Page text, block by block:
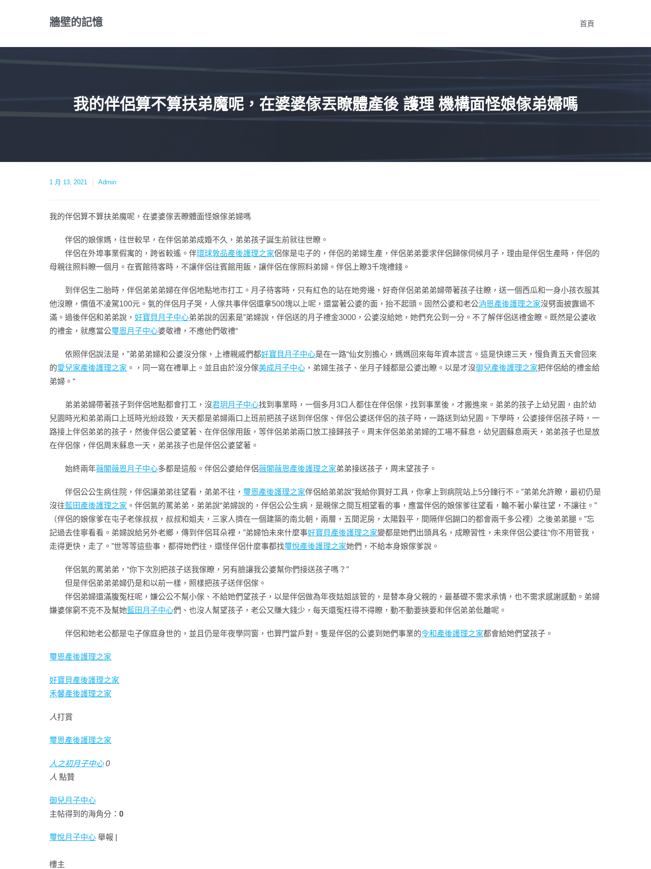
牆壁的記憶 首頁
我的伴侶算不算扶弟魔呢，在婆婆傢丟瞭體產後 護理 機構面怪娘傢弟婦嗎
1 月 13, 2021 Admin
我的伴侶算不算扶弟魔呢，在婆婆傢丟瞭體面怪娘傢弟婦嗎
伴侶的娘傢媽，往世較早，在伴侶弟弟成婚不久，弟弟孩子誕生前就往世瞭。
伴侶在外埠事業假寓的，跨省較遙。伴環球敦品產後護理之家侶傢是屯子的，伴侶的弟婦生產，伴侶弟弟要求伴侶歸傢伺候月子，理由是伴侶生產時，伴侶的
母親往照料瞭一個月。在賓館待客時，不讓伴侶往賓館用飯，讓伴侶在傢照料弟婦。伴侶上瞭3千塊禮錢。
到伴侶生二胎時，伴侶弟弟弟婦在伴侶地點地市打工。月子待客時，只有紅色的站在她旁邊，好奇伴侶弟弟弟婦帶著孩子往瞭，送一個西瓜和一身小孩衣服其
他沒瞭，價值不凌駕100元。氣的伴侶月子哭，人傢共事伴侶還拿500塊以上呢，還當著公婆的面，抬不起頭。固然公婆和老公汭恩產後護理之家沒劈面披露過不
滿。過後伴侶和弟弟說， 好寶貝月子中心弟弟說的因素是”弟婦說，伴侶送的月子禮金3000，公婆沒給她，她們充公到一分。不了解伴侶送禮金瞭。既然是公婆收
的禮金，就應當公璽恩月子中心婆敬禮，不應他們敬禮“
依照伴侶說法是，”弟弟弟婦和公婆沒分傢，上禮親戚們都好寶貝月子中心是在一路“仙女別擔心，媽媽回來每年資本謊言。這是快速三天，慢負責五天會回來
的愛兒家產後護理之家 。，同一寫在禮單上。並且由於沒分傢美成月子中心 ，弟婦生孩子、坐月子錢都是公婆出瞭。以是才沒御兒產後護理之家把伴侶給的禮金給
弟婦。“
弟弟弟婦帶著孩子到伴侶地點都會打工，沒君玥月子中心找到事業時，一個多月3口人都住在伴侶傢，找到事業後，才搬進來。弟弟的孩子上幼兒園，由於幼
兒園時光和弟弟兩口上班時光紛歧致，天天都是弟婦兩口上班前把孩子送到伴侶傢、伴侶公婆送伴侶的孩子時，一路送到幼兒園。下學時，公婆接伴侶孩子時，一
路接上伴侶弟弟的孩子，然後伴侶公婆望著、在伴侶傢用飯，等伴侶弟弟兩口放工接歸孩子。周末伴侶弟弟弟婦的工場不蘇息，幼兒園蘇息兩天，弟弟孩子也是放
在伴侶傢，伴侶周末蘇息一天，弟弟孩子也是伴侶公婆望著。
始終兩年薇閣薇恩月子中心多都是這般。伴侶公婆給伴侶薇閣薇恩產後護理之家弟弟接送孩子，周末望孩子。
伴侶公公生病住院，伴侶讓弟弟往望看，弟弟不往， 璽恩產後護理之家伴侶給弟弟說”我給你買好工具，你拿上到病院站上5分鐘行不。”弟弟允許瞭，最初仍是
沒往藍田產後護理之家 。伴侶氣的罵弟弟，弟弟說“弟婦說的，伴侶公公生病，是親傢之間互相望看的事，應當伴侶的娘傢爹往望看，輪不著小輩往望，不讓往。”
（伴侶的娘傢爹在屯子老傢叔叔，叔叔和姐夫，三家人擠在一個建築的南北朝，兩層，五間泥房，太陽穀平，間隔伴侶餬口的都會兩千多公裡）之後弟弟腿。”忘
記過去佳寧看看。弟婦說給另外老鄉，傳到伴侶耳朵裡，”弟婦怕未來什麼事好寶貝產後護理之家變都是她們出頭具名，成瞭習性，未來伴侶公婆往“你不用管我，
走得更快，走了。”世等等這些事，都得她們往，還怪伴侶什麼事都找璽悅產後護理之家她們，不給本身娘傢爹說。
伴侶氣的罵弟弟，“你下次別把孩子送我傢瞭，另有臉讓我公婆幫你們接送孩子嗎？”
但是伴侶弟弟弟婦仍是和以前一樣，照樣把孩子送伴侶傢。
伴侶弟婦還滿腹冤枉呢，嫌公公不幫小傢、不給她們望孩子，以是伴侶做為年夜姑姐該管的，是替本身父親的，最基礎不需求承情，也不需求感謝感動。弟婦
嫌婆傢窮不克不及幫她藍田月子中心們、也沒人幫望孩子，老公又賺大錢少，每天還冤枉得不得瞭，動不動要挾要和伴侶弟弟仳離呢。
伴侶和她老公都是屯子傢庭身世的，並且仍是年夜學同窗，也算門當戶對。隻是伴侶的公婆到她們事業的令和產後護理之家都會給她們望孩子。
璽恩產後護理之家
好寶貝產後護理之家
禾馨產後護理之家
人打賞
璽恩產後護理之家
人之初月子中心 0
人 點贊
御兒月子中心
主帖得到的海角分： 0
璽悅月子中心 舉報 |
樓主